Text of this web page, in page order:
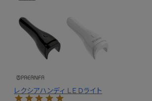
レクシアハンディ ＬＥＤライト